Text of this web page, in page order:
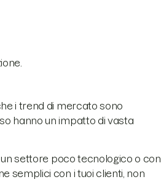
i trend di mercato sono
hanno un impatto di vasta
un settore poco tecnologico o con
semplici con i tuoi clienti, non